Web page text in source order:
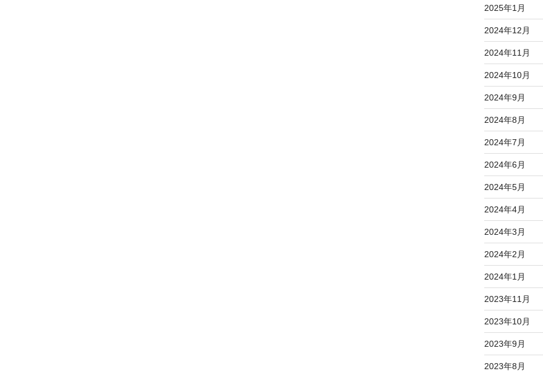
2025年1月
2024年12月
2024年11月
2024年10月
2024年9月
2024年8月
2024年7月
2024年6月
2024年5月
2024年4月
2024年3月
2024年2月
2024年1月
2023年11月
2023年10月
2023年9月
2023年8月